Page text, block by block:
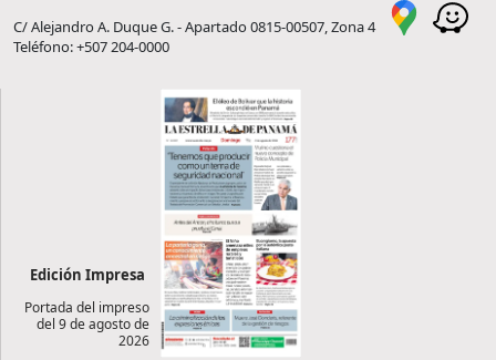
C/ Alejandro A. Duque G. - Apartado 0815-00507, Zona 4
Teléfono: +507 204-0000
Edición Impresa
Portada del impreso
del 9 de agosto de
2026